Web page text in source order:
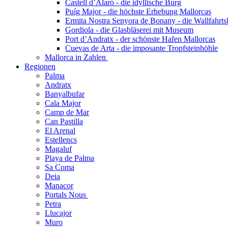
Castell d’Alaró - die idyllische Burg
Puíg Major - die höchste Erhebung Mallorcas
Ermita Nostra Senyora de Bonany - die
Gordiola - die Glasbläserei mit Museum
Port d’Andratx - der schönste Hafen Mallorcas
Cuevas de Arta - die imposante Tropfsteinhöhle
Mallorca in Zahlen
Regionen
Palma
Andratx
Banyalbufar
Cala Major
Camp de Mar
Can Pastilla
El Arenal
Estellencs
Magaluf
Playa de Palma
Sa Coma
Deia
Manacor
Portals Nous
Petra
Llucajor
Muro